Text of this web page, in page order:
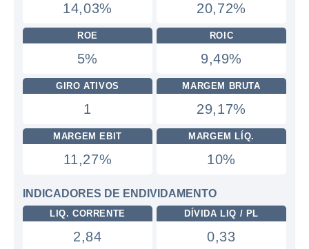
14,03% 20,72%
ROE
5%
ROIC
9,49%
GIRO ATIVOS
1
MARGEM BRUTA
29,17%
MARGEM EBIT
11,27%
MARGEM LÍQ.
10%
INDICADORES DE ENDIVIDAMENTO
LIQ. CORRENTE
2,84
DÍVIDA LIQ / PL
0,33